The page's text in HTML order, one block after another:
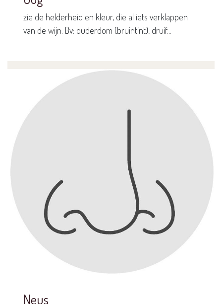
zie de helderheid en kleur, die al iets verklappen
van de wijn. Bv: ouderdom (bruintint), druif...
Neus